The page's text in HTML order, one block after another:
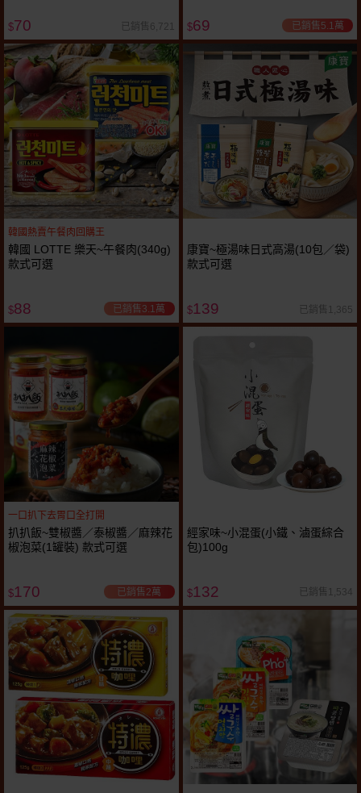
$70 已銷售6,721 $69 已銷售5.1萬
韓國熱賣午餐肉回購王
韓國 LOTTE 樂天~午餐肉(340g)
款式可選
$88 已銷售3.1萬
康寶~極湯味日式高湯(10包／袋)
款式可選
$139 已銷售1,365
一口扒下去胃口全打開
扒扒飯~雙椒醬／泰椒醬／麻辣花
椒泡菜(1罐裝) 款式可選
$170 已銷售2萬
經家味~小混蛋(小鐵、滷蛋綜合
包)100g
$132 已銷售1,534